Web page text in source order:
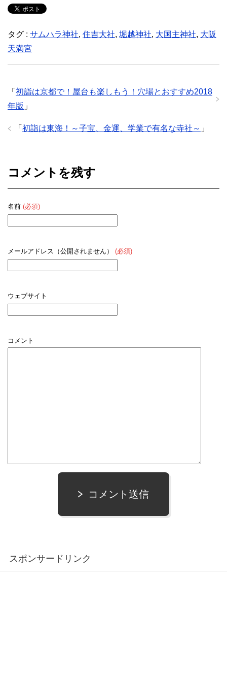
タグ : サムハラ神社, 住吉大社, 堀越神社, 大国主神社, 大阪
天満宮
「 初詣は京都で！屋台も楽しもう！穴場とおすすめ2018
年版 」
「 初詣は東海！～子宝、金運、学業で有名な寺社～ 」
コメントを残す
名前 (必須)
メールアドレス（公開されません） (必須)
ウェブサイト
コメント
コメント送信
スポンサードリンク